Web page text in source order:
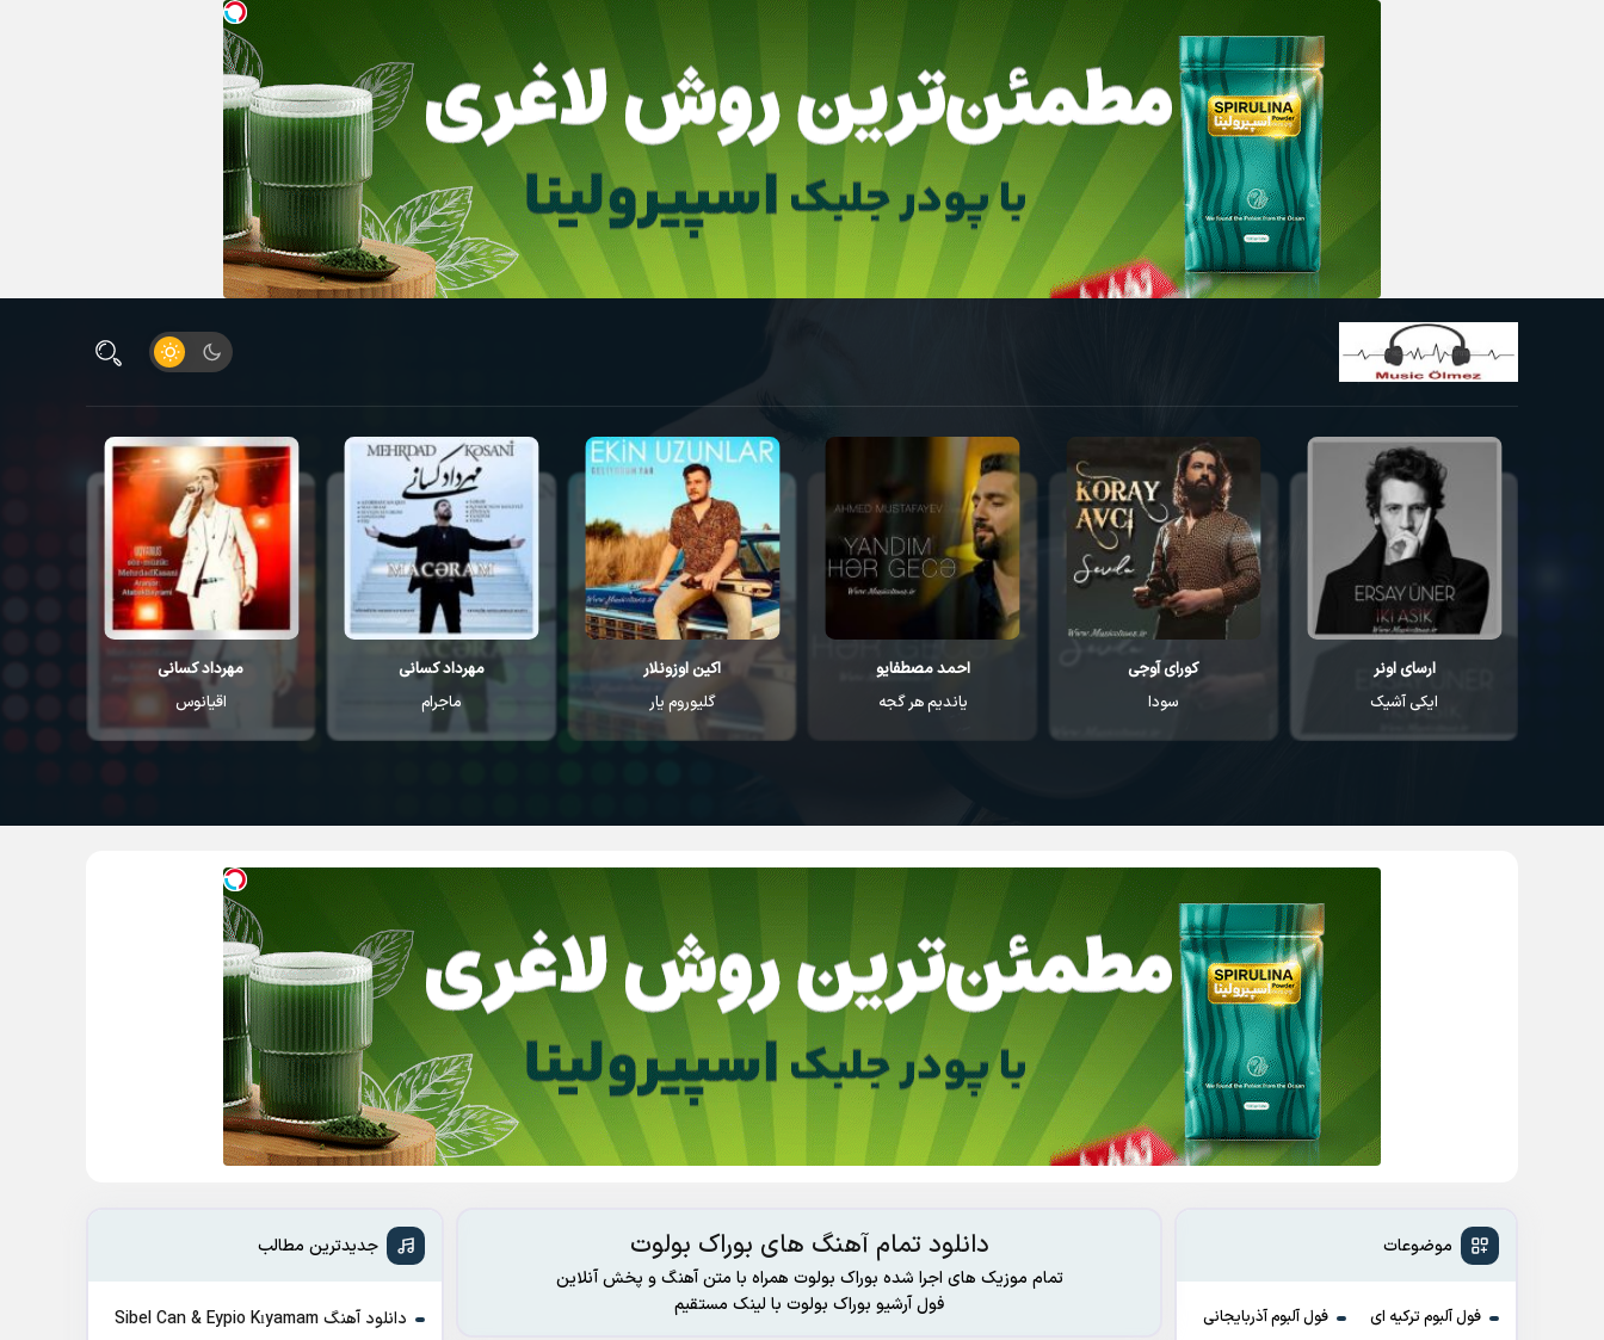
کورای آوجی
سودا
احمد مصطفایو
یاندیم هر گجه
اکین اوزونلار
گلیوروم یار
مهرداد کسانی
ماجرام
مهرداد کسانی
اقیانوس
بورای
اولموشوم لیلا
موضوعات
فول آلبوم ترکیه ای
فول آلبوم آذربایجانی
دانلود تمام آهنگ های بوراک بولوت
تمام موزیک های اجرا شده بوراک بولوت همراه با متن آهنگ و پخش آنلاین
فول آرشیو بوراک بولوت با لینک مستقیم
جدیدترین مطالب
دانلود آهنگ Sibel Can & Eypio Kıyamam